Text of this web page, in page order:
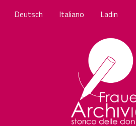
Deutsch Italiano Ladin